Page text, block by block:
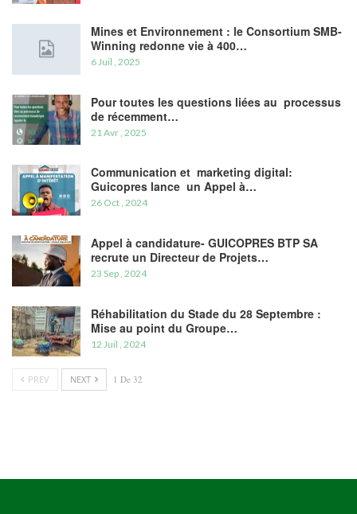
Mines et Environnement : le Consortium SMB-
Winning redonne vie à 400…
6 Juil , 2025
Pour toutes les questions liées au processus
de récemment…
21 Avr , 2025
Communication et marketing digital:
Guicopres lance un Appel à…
26 Oct , 2024
Appel à candidature- GUICOPRES BTP SA
recrute un Directeur de Projets…
23 Sep , 2024
Réhabilitation du Stade du 28 Septembre :
Mise au point du Groupe…
12 Juil , 2024
PREV NEXT 1 De 32